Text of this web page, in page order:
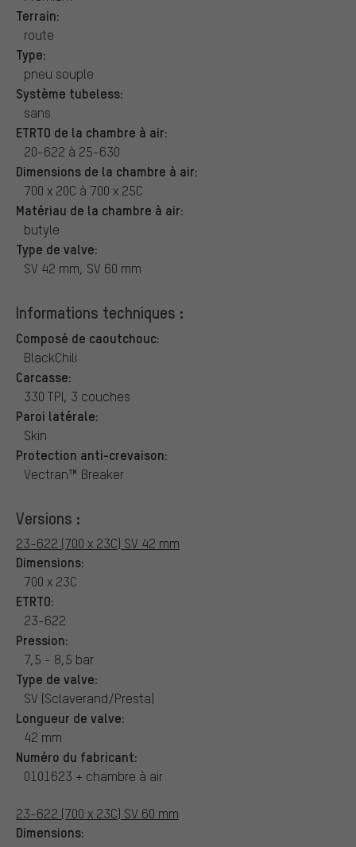
Terrain:
route
Type:
pneu souple
Système tubeless:
sans
ETRTO de la chambre à air:
20-622 à 25-630
Dimensions de la chambre à air:
700 x 20C à 700 x 25C
Matériau de la chambre à air:
butyle
Type de valve:
SV 42 mm, SV 60 mm
Informations techniques :
Composé de caoutchouc:
BlackChili
Carcasse:
330 TPI, 3 couches
Paroi latérale:
Skin
Protection anti-crevaison:
Vectran™ Breaker
Versions :
23-622 (700 x 23C) SV 42 mm
Dimensions:
700 x 23C
ETRTO:
23-622
Pression:
7,5 - 8,5 bar
Type de valve:
SV (Sclaverand/Presta)
Longueur de valve:
42 mm
Numéro du fabricant:
0101623 + chambre à air
23-622 (700 x 23C) SV 60 mm
Dimensions: